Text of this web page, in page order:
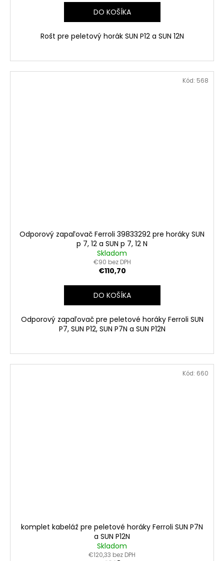
DO KOŠÍKA
Rošt pre peletový horák SUN P12 a SUN 12N
Odporový zapaľovač Ferroli 39833292 pre horáky SUN
p 7, 12 a SUN p 7, 12 N
Skladom
€90 bez DPH
€110,70
DO KOŠÍKA
Odporový zapaľovač pre peletové horáky Ferroli SUN
P7, SUN P12, SUN P7N a SUN P12N
Kód: 568
komplet kabeláž pre peletové horáky Ferroli SUN P7N
a SUN P12N
Skladom
€120,33 bez DPH
Kód: 660